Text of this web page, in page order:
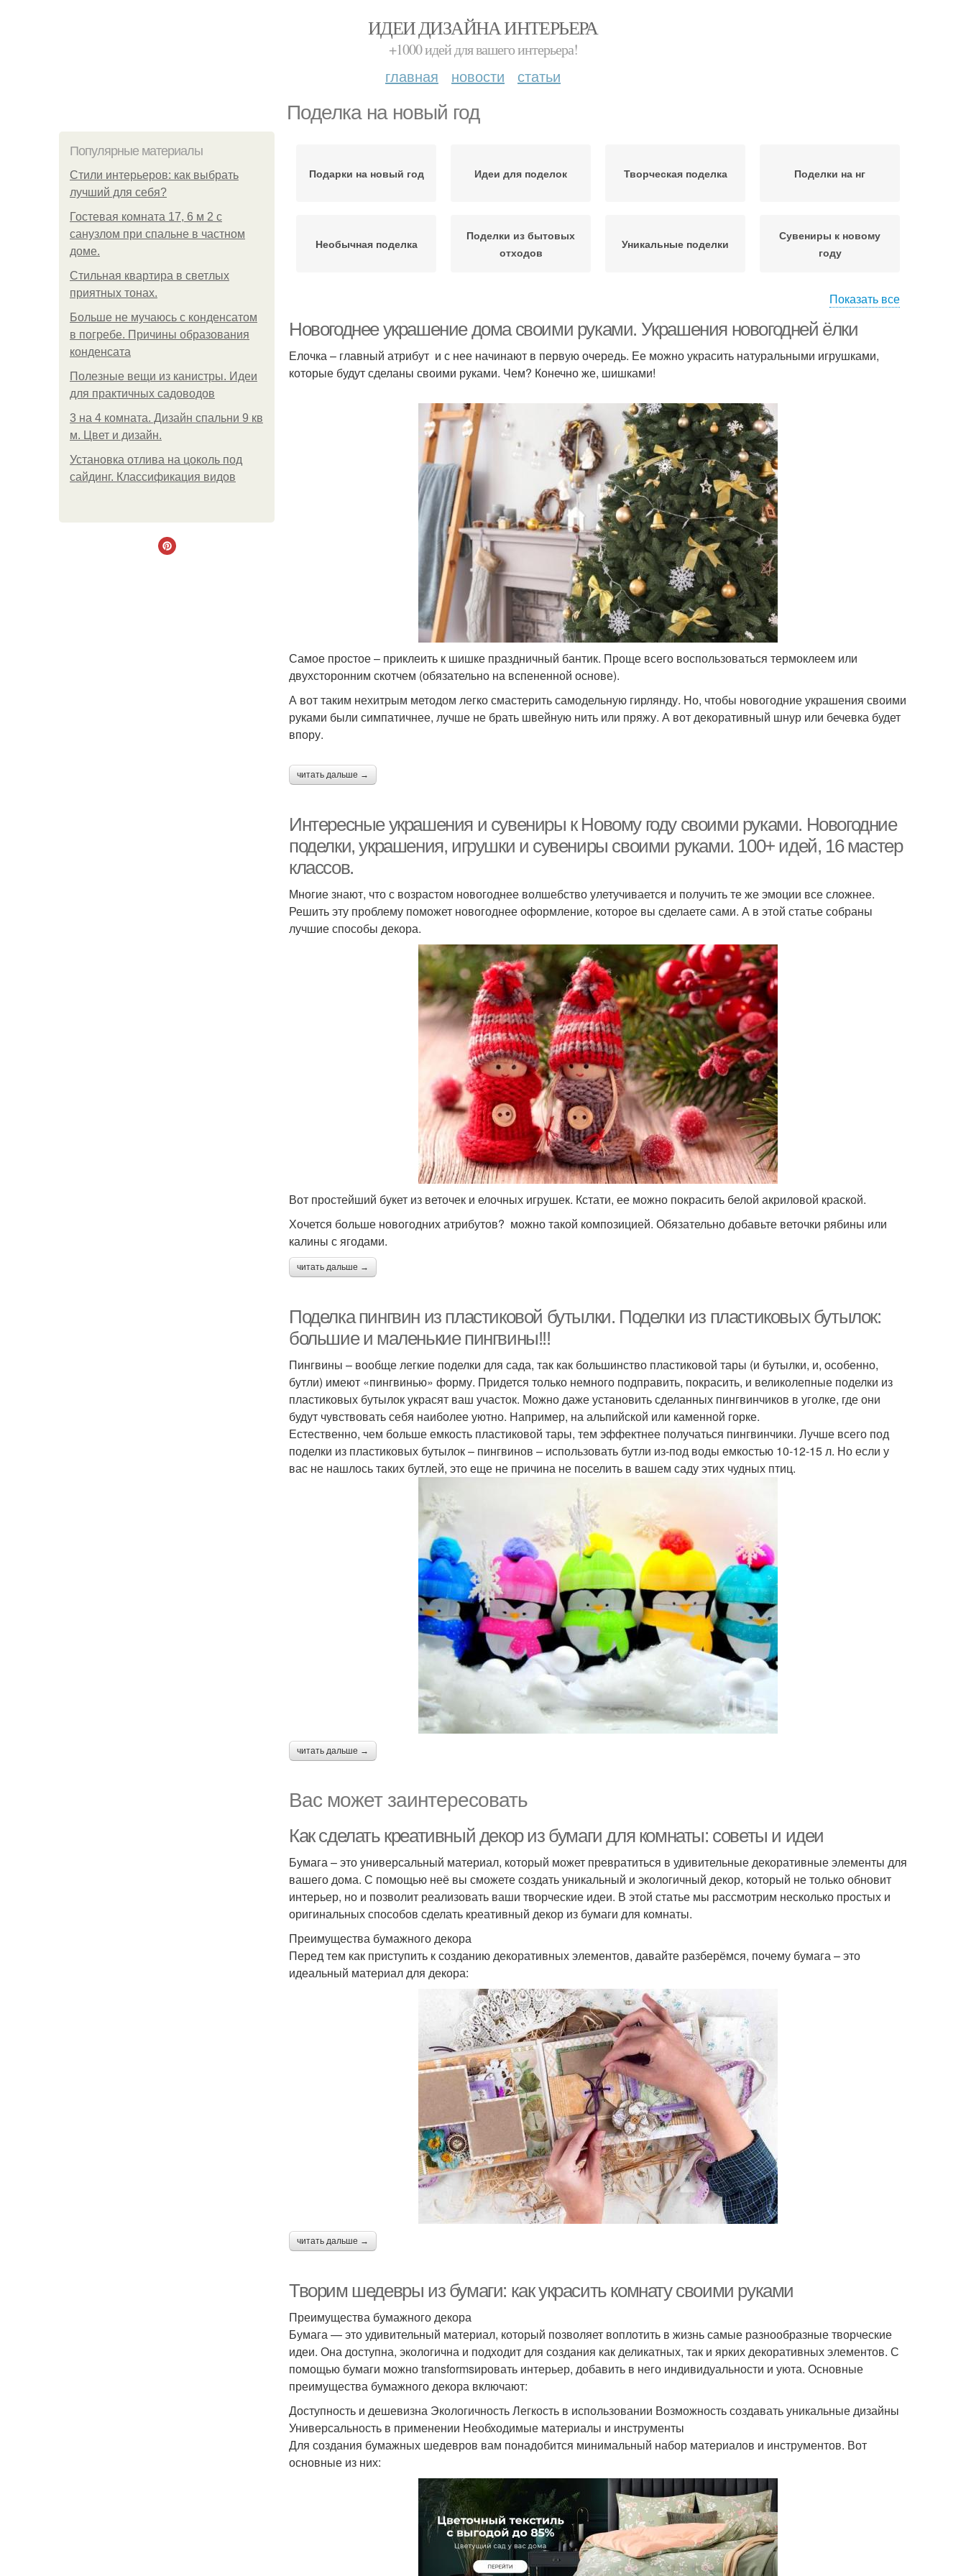
ИДЕИ ДИЗАЙНА ИНТЕРЬЕРА
+1000 идей для вашего интерьера!
главная новости статьи
Поделка на новый год
Популярные материалы
Стили интерьеров: как выбрать
лучший для себя?
Гостевая комната 17, 6 м 2 с
санузлом при спальне в частном
доме.
Стильная квартира в светлых
приятных тонах.
Больше не мучаюсь с конденсатом
в погребе. Причины образования
конденсата
Полезные вещи из канистры. Идеи
для практичных садоводов
3 на 4 комната. Дизайн спальни 9 кв
м. Цвет и дизайн.
Установка отлива на цоколь под
сайдинг. Классификация видов
Подарки на новый год Идеи для поделок Творческая поделка Поделки на нг
Необычная поделка
Поделки из бытовых
отходов
Уникальные поделки
Сувениры к новому
году
пластиковых бутылок
Показать все
Новогоднее украшение дома своими руками. Украшения новогодней ёлки
Елочка – главный атрибут и с нее начинают в первую очередь. Ее можно украсить натуральными игрушками,
которые будут сделаны своими руками. Чем? Конечно же, шишками!
Самое простое – приклеить к шишке праздничный бантик. Проще всего воспользоваться термоклеем или
двухсторонним скотчем (обязательно на вспененной основе).
А вот таким нехитрым методом легко смастерить самодельную гирлянду. Но, чтобы новогодние украшения своими
руками были симпатичнее, лучше не брать швейную нить или пряжу. А вот декоративный шнур или бечевка будет
впору.
читать дальше →
Интересные украшения и сувениры к Новому году своими руками. Новогодние
поделки, украшения, игрушки и сувениры своими руками. 100+ идей, 16 мастер
классов.
Многие знают, что с возрастом новогоднее волшебство улетучивается и получить те же эмоции все сложнее.
Решить эту проблему поможет новогоднее оформление, которое вы сделаете сами. А в этой статье собраны
лучшие способы декора.
Вот простейший букет из веточек и елочных игрушек. Кстати, ее можно покрасить белой акриловой краской.
Хочется больше новогодних атрибутов? можно такой композицией. Обязательно добавьте веточки рябины или
калины с ягодами.
читать дальше →
Поделка пингвин из пластиковой бутылки. Поделки из пластиковых бутылок:
большие и маленькие пингвины!!!
Пингвины – вообще легкие поделки для сада, так как большинство пластиковой тары (и бутылки, и, особенно,
бутли) имеют «пингвинью» форму. Придется только немного подправить, покрасить, и великолепные поделки из
пластиковых бутылок украсят ваш участок. Можно даже установить сделанных пингвинчиков в уголке, где они
будут чувствовать себя наиболее уютно. Например, на альпийской или каменной горке.
Естественно, чем больше емкость пластиковой тары, тем эффектнее получаться пингвинчики. Лучше всего под
поделки из пластиковых бутылок – пингвинов – использовать бутли из-под воды емкостью 10-12-15 л. Но если у
вас не нашлось таких бутлей, это еще не причина не поселить в вашем саду этих чудных птиц.
читать дальше →
Вас может заинтересовать
Как сделать креативный декор из бумаги для комнаты: советы и идеи
Бумага – это универсальный материал, который может превратиться в удивительные декоративные элементы для
вашего дома. С помощью неё вы сможете создать уникальный и экологичный декор, который не только обновит
интерьер, но и позволит реализовать ваши творческие идеи. В этой статье мы рассмотрим несколько простых и
оригинальных способов сделать креативный декор из бумаги для комнаты.
Преимущества бумажного декора
Перед тем как приступить к созданию декоративных элементов, давайте разберёмся, почему бумага – это
идеальный материал для декора:
читать дальше →
Творим шедевры из бумаги: как украсить комнату своими руками
Преимущества бумажного декора
Бумага — это удивительный материал, который позволяет воплотить в жизнь самые разнообразные творческие
идеи. Она доступна, экологична и подходит для создания как деликатных, так и ярких декоративных элементов. С
помощью бумаги можно transformsировать интерьер, добавить в него индивидуальности и уюта. Основные
преимущества бумажного декора включают:
Доступность и дешевизна Экологичность Легкость в использовании Возможность создавать уникальные дизайны
Универсальность в применении Необходимые материалы и инструменты
Для создания бумажных шедевров вам понадобится минимальный набор материалов и инструментов. Вот
основные из них: